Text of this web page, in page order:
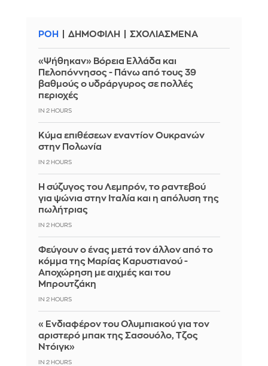
ΡΟΗ ΔΗΜΟΦΙΛΗ ΣΧΟΛΙΑΣΜΕΝΑ
«Ψήθηκαν» Βόρεια Ελλάδα και
Πελοπόννησος - Πάνω από τους 39
βαθμούς ο υδράργυρος σε πολλές
περιοχές
IN 2 HOURS
Κύμα επιθέσεων εναντίον Ουκρανών
στην Πολωνία
IN 2 HOURS
Η σύζυγος του Λεμπρόν, το ραντεβού
για ψώνια στην Ιταλία και η απόλυση της
πωλήτριας
IN 2 HOURS
Φεύγουν ο ένας μετά τον άλλον από το
κόμμα της Μαρίας Καρυστιανού -
Αποχώρηση με αιχμές και του
Μπρουτζάκη
IN 2 HOURS
«Ενδιαφέρον του Ολυμπιακού για τον
αριστερό μπακ της Σασουόλο, Τζος
Ντόιγκ»
IN 2 HOURS